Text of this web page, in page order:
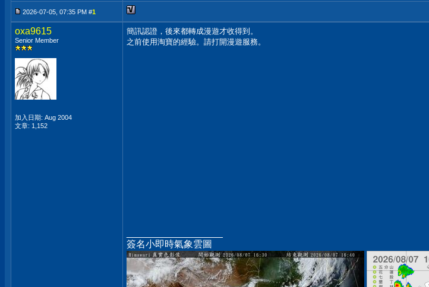
2026-07-05, 07:35 PM #1
oxa9615
Senior Member
加入日期: Aug 2004
文章: 1,152
簡訊認證，後來都轉成漫遊才收得到。
之前使用淘寶的經驗。請打開漫遊服務。
簽名小即時氣象雲圖